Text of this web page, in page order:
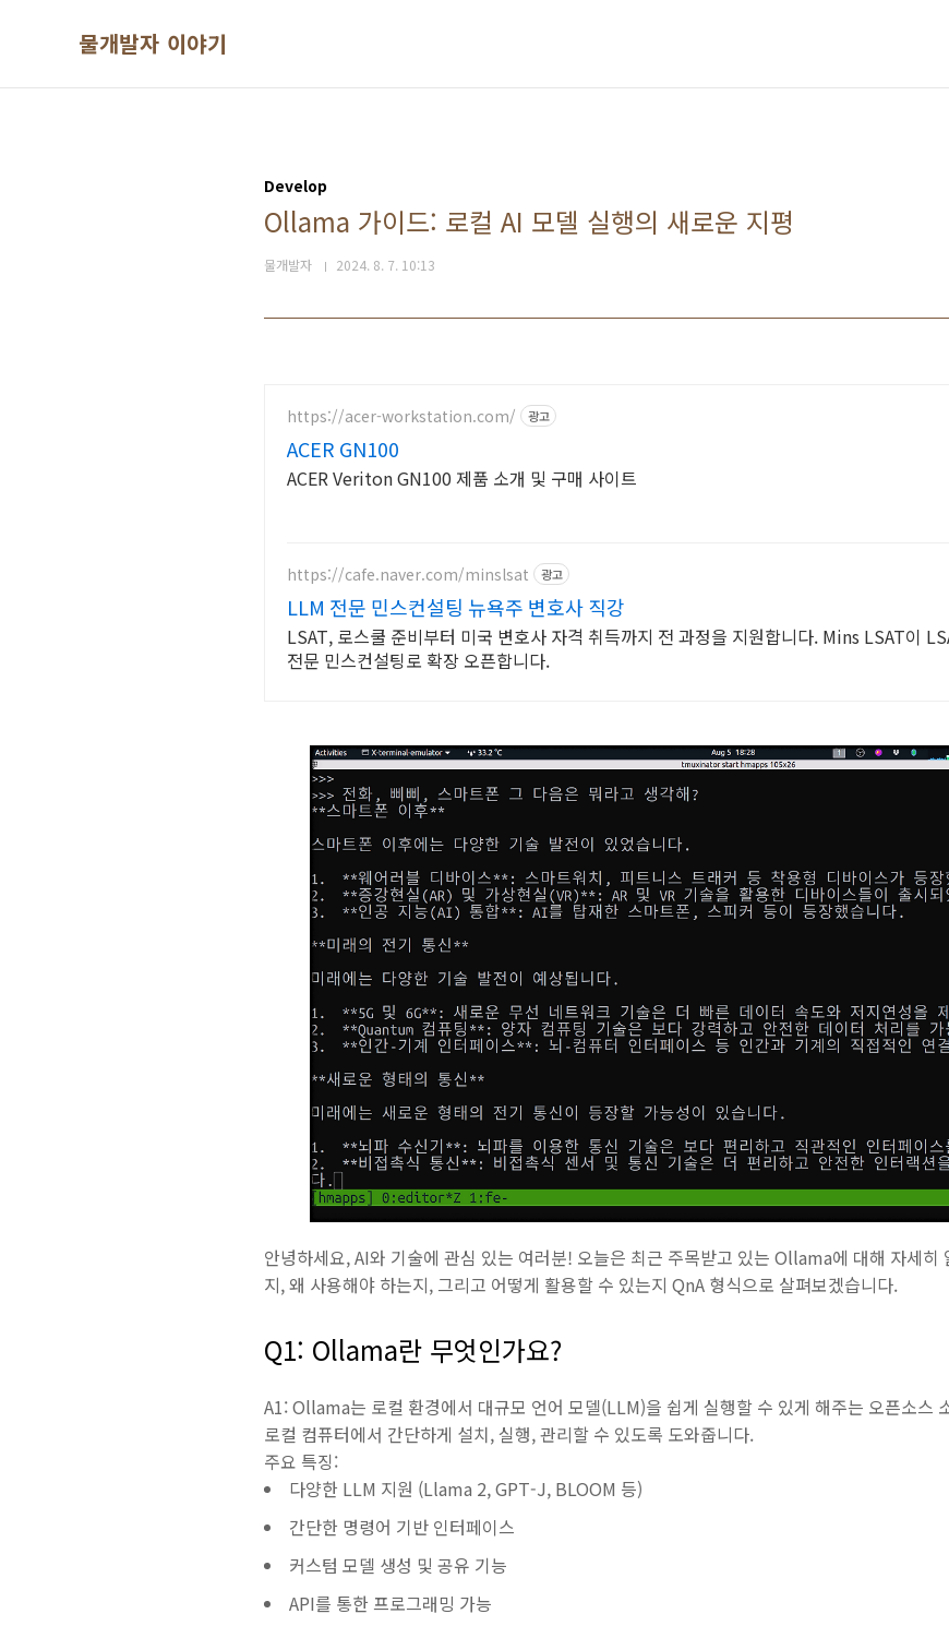
물개발자 이야기
Develop
Ollama 가이드: 로컬 AI 모델 실행의 새로운 지평
물개발자 2024. 8. 7. 10:13
https://acer-workstation.com/ 광고
ACER GN100
ACER Veriton GN100 제품 소개 및 구매 사이트
https://cafe.naver.com/minslsat 광고
LLM 전문 민스컨설팅 뉴욕주 변호사 직강
LSAT, 로스쿨 준비부터 미국 변호사 자격 취득까지 전 과정을 지원합니다. Mins LSAT이
전문 민스컨설팅로 확장 오픈합니다.
안녕하세요, AI와 기술에 관심 있는 여러분! 오늘은 최근 주목받고 있는 Ollama에 대해 자세
지, 왜 사용해야 하는지, 그리고 어떻게 활용할 수 있는지 QnA 형식으로 살펴보겠습니다.
Q1: Ollama란 무엇인가요?
A1: Ollama는 로컬 환경에서 대규모 언어 모델(LLM)을 쉽게 실행할 수 있게 해주는 오픈소스
로컬 컴퓨터에서 간단하게 설치, 실행, 관리할 수 있도록 도와줍니다.
주요 특징:
다양한 LLM 지원 (Llama 2, GPT-J, BLOOM 등)
간단한 명령어 기반 인터페이스
커스텀 모델 생성 및 공유 기능
API를 통한 프로그래밍 가능